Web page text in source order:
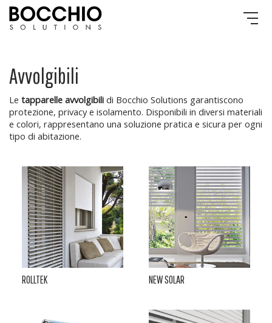
Avvolgibili
Le tapparelle avvolgibili di Bocchio Solutions garantiscono
protezione, privacy e isolamento. Disponibili in diversi materiali
e colori, rappresentano una soluzione pratica e sicura per ogni
tipo di abitazione.
ROLLTEK NEW SOLAR